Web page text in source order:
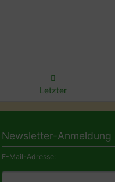
Letzter
Newsletter-Anmeldung
E-Mail-Adresse: